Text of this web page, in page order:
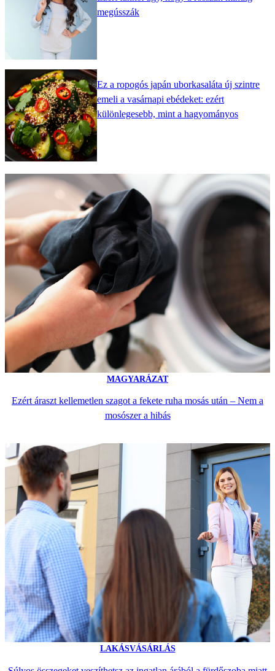
megússzák
Ez a ropogós japán uborkasaláta új szintre
emeli a vasárnapi ebédeket: ezért
különlegesebb, mint a hagyományos
MAGYARÁZAT
Ezért áraszt kellemetlen szagot a fekete ruha mosás után – Nem a
mosószer a hibás
LAKÁSVÁSÁRLÁS